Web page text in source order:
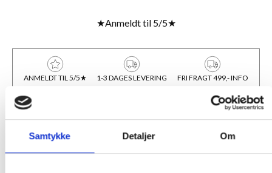
Samtykke Detaljer Om
★Anmeldt til 5/5★
ANMELDT TIL 5/5★ 1-3 DAGES LEVERING FRI FRAGT 499,- INFO
BESKRIVELSE
HVAD ER EN PASSEPARTOUT?